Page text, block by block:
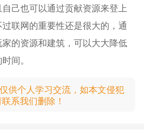
己也可以通过贡献资源来登上
联网的重要性还是很大的，通
的资源和建筑，可以大大降低
间。
供个人学习交流，如本文侵犯
系我们删除！